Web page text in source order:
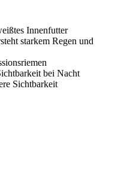
Innenfutter
starkem Regen und
bei Nacht
Sichtbarkeit